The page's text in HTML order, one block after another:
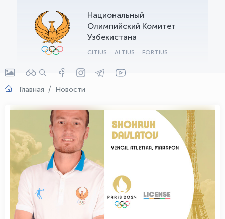
Национальный
Олимпийский Комитет
Узбекистана
CITIUS ALTIUS FORTIUS
Главная Новости
OLYMPCHIK AI - yordamchi
Онлайн · olympic.uz